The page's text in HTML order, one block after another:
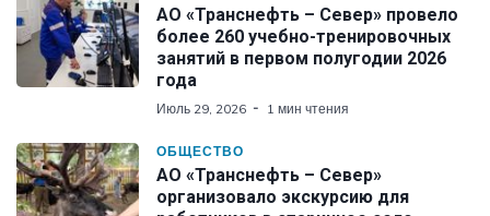
АО «Транснефть – Север» провело
более 260 учебно-тренировочных
занятий в первом полугодии 2026
года
Июль 29, 2026 1 мин чтения
ОБЩЕСТВО
АО «Транснефть – Север»
организовало экскурсию для